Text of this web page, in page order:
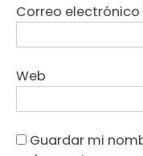
Correo electrónico
Web
Guardar mi